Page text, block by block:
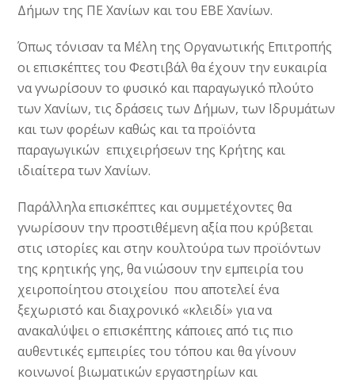
Δήμων της ΠΕ Χανίων και του ΕΒΕ Χανίων.
Όπως τόνισαν τα Μέλη της Οργανωτικής Επιτροπής
οι επισκέπτες του Φεστιβάλ θα έχουν την ευκαιρία
να γνωρίσουν το φυσικό και παραγωγικό πλούτο
των Χανίων, τις δράσεις των Δήμων, των Ιδρυμάτων
και των φορέων καθώς και τα προϊόντα
παραγωγικών επιχειρήσεων της Κρήτης και
ιδιαίτερα των Χανίων.
Παράλληλα επισκέπτες και συμμετέχοντες θα
γνωρίσουν την προστιθέμενη αξία που κρύβεται
στις ιστορίες και στην κουλτούρα των προϊόντων
της κρητικής γης, θα νιώσουν την εμπειρία του
χειροποίητου στοιχείου που αποτελεί ένα
ξεχωριστό και διαχρονικό «κλειδί» για να
ανακαλύψει ο επισκέπτης κάποιες από τις πιο
αυθεντικές εμπειρίες του τόπου και θα γίνουν
κοινωνοί βιωματικών εργαστηρίων και